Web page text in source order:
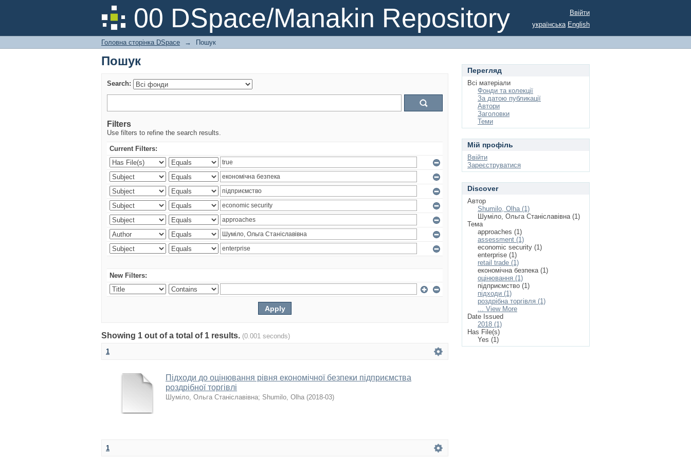
00 DSpace/Manakin Repository
Пошук
Ввійти
українська English
Головна сторінка DSpace → Пошук
Пошук
Search:
Filters
Use filters to refine the search results.
Current Filters:
New Filters:
Showing 1 out of a total of 1 results. (0.001 seconds)
1
Підходи до оцінювання рівня економічної безпеки підприємства
роздрібної торгівлі
Шуміло, Ольга Станіславівна; Shumilo, Olha (2018-03)
1
Перегляд
Всі матеріали
Фонди та колекції
За датою публикації
Автори
Заголовки
Теми
Мій профіль
Ввійти
Зареєструватися
Discover
Автор
Shumilo, Olha (1)
Шуміло, Ольга Станіславівна (1)
Тема
approaches (1)
assessment (1)
economic security (1)
enterprise (1)
retail trade (1)
економічна безпека (1)
оцінювання (1)
підприємство (1)
підходи (1)
роздрібна торгівля (1)
... View More
Date Issued
2018 (1)
Has File(s)
Yes (1)